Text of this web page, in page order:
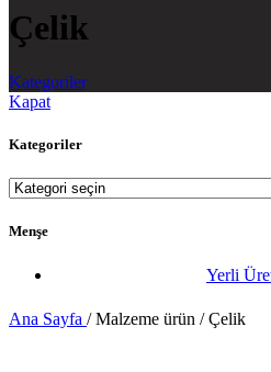
Çelik
Kategoriler
Kapat
Kategoriler
Menşe
Yerli
Ana Sayfa / Malzeme ürün / Çelik